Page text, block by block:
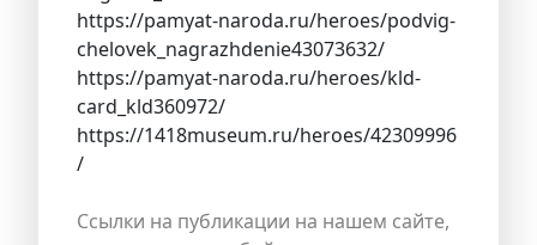
https://pamyat-naroda.ru/heroes/podvig-
chelovek_nagrazhdenie43073632/
https://pamyat-naroda.ru/heroes/kld-
card_kld360972/
https://1418museum.ru/heroes/42309996
/
Ссылки на публикации на нашем сайте,